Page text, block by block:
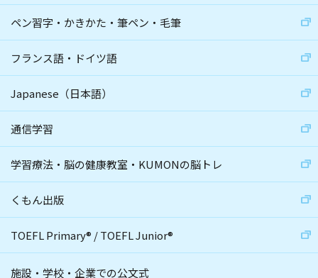
ペン習字・かきかた・筆ペン・毛筆
フランス語・ドイツ語
Japanese（日本語）
通信学習
学習療法・脳の健康教室・KUMONの脳トレ
くもん出版
TOEFL Primary® /TOEFL Junior®
施設・学校・企業での公文式